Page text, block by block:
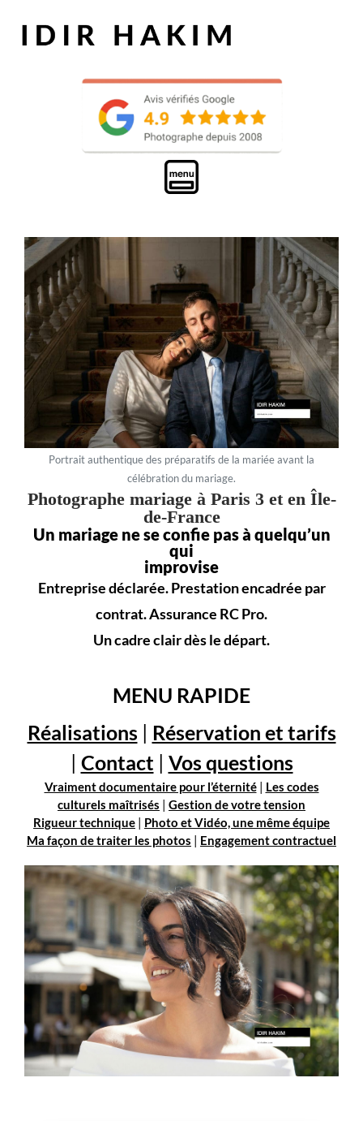
Portrait authentique des préparatifs de la mariée avant la
célébration du mariage.
Photographe mariage à Paris 3 et en Île-
de-France
Un mariage ne se confie pas à quelqu’un
qui
improvise
Entreprise déclarée. Prestation encadrée par
contrat. Assurance RC Pro.
Un cadre clair dès le départ.
MENU RAPIDE
Réalisations | Réservation et tarifs
| Contact | Vos questions
Vraiment documentaire pour l’éternité| Les codes
culturels maîtrisés | Gestion de votre tension
Rigueur technique | Photo et Vidéo, une même équipe
Ma façon de traiter les photos | Engagement contractuel